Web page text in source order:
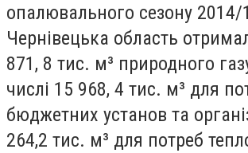
опалювального сезону 2014/
Чернівецька область
871, 8 тис. м³ природного
числі 15 968, 4 тис. м³ для
бюджетних установ та
264,2 тис. м³ для потреб